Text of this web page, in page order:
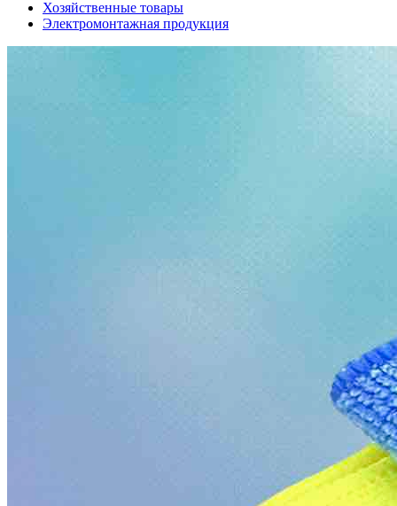
Хозяйственные товары
Электромонтажная продукция